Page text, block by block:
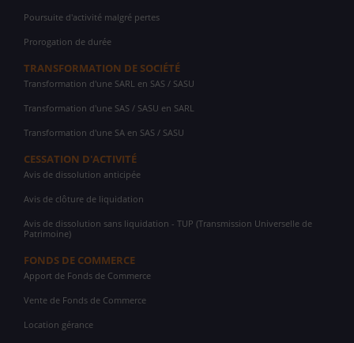
Poursuite d'activité malgré pertes
Prorogation de durée
TRANSFORMATION DE SOCIÉTÉ
Transformation d'une SARL en SAS / SASU
Transformation d'une SAS / SASU en SARL
Transformation d'une SA en SAS / SASU
CESSATION D'ACTIVITÉ
Avis de dissolution anticipée
Avis de clôture de liquidation
Avis de dissolution sans liquidation - TUP (Transmission Universelle de
Patrimoine)
FONDS DE COMMERCE
Apport de Fonds de Commerce
Vente de Fonds de Commerce
Location gérance